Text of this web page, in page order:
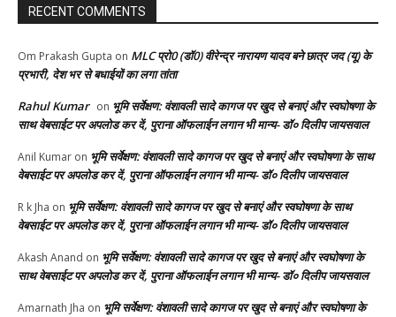
RECENT COMMENTS
Om Prakash Gupta on MLC प्रो0 (डॉ0) वीरेन्द्र नारायण यादव बने छात्र जद (यू) के
प्रभारी, देश भर से बधाईयों का लगा तांता
Rahul Kumar on भूमि सर्वेक्षण: वंशावली सादे कागज पर खुद से बनाएं और स्वघोषणा के
साथ वेबसाईट पर अपलोड कर दें, पुराना ऑफलाईन लगान भी मान्य- डॉ० दिलीप जायसवाल
Anil Kumar on भूमि सर्वेक्षण: वंशावली सादे कागज पर खुद से बनाएं और स्वघोषणा के साथ
वेबसाईट पर अपलोड कर दें, पुराना ऑफलाईन लगान भी मान्य- डॉ० दिलीप जायसवाल
R k Jha on भूमि सर्वेक्षण: वंशावली सादे कागज पर खुद से बनाएं और स्वघोषणा के साथ
वेबसाईट पर अपलोड कर दें, पुराना ऑफलाईन लगान भी मान्य- डॉ० दिलीप जायसवाल
Akash Anand on भूमि सर्वेक्षण: वंशावली सादे कागज पर खुद से बनाएं और स्वघोषणा के
साथ वेबसाईट पर अपलोड कर दें, पुराना ऑफलाईन लगान भी मान्य- डॉ० दिलीप जायसवाल
Amarnath Jha on भूमि सर्वेक्षण: वंशावली सादे कागज पर खुद से बनाएं और स्वघोषणा के